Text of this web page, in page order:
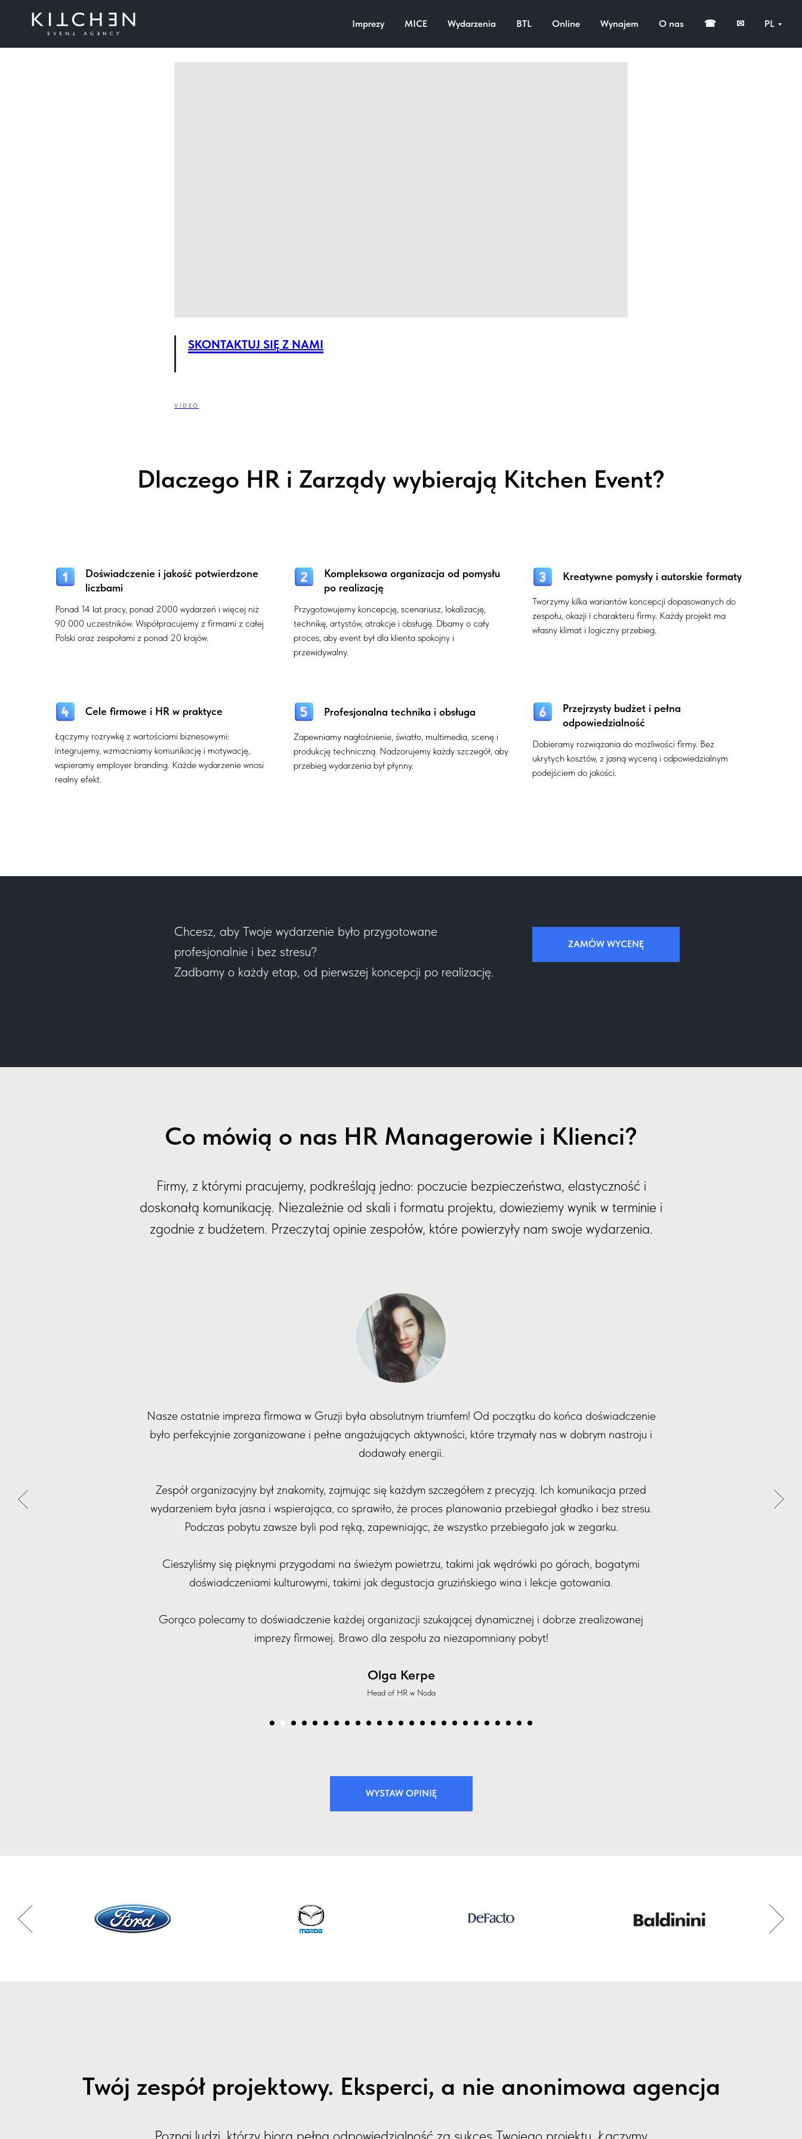
Imprezy MICE Wydarzenia BTL Online Wynajem O nas ☎ ✉ PL
Letnia impreza firmowa Motorland (video)
SKONTAKTUJ SIĘ Z NAMI
VIDEO
Dlaczego HR i Zarządy wybierają Kitchen Event?
Doświadczenie i jakość potwierdzone
liczbami
Ponad 14 lat pracy, ponad 2000 wydarzeń i więcej niż
90 000 uczestników. Współpracujemy z firmami z całej
Polski oraz zespołami z ponad 20 krajów.
Kompleksowa organizacja od pomysłu
po realizację
Przygotowujemy koncepcję, scenariusz, lokalizację,
technikę, artystów, atrakcje i obsługę. Dbamy o cały
proces, aby event był dla klienta spokojny i
przewidywalny.
Kreatywne pomysły i autorskie formaty
Tworzymy kilka wariantów koncepcji dopasowanych do
zespołu, okazji i charakteru firmy. Każdy projekt ma
własny klimat i logiczny przebieg.
Cele firmowe i HR w praktyce
Łączymy rozrywkę z wartościami biznesowymi:
integrujemy, wzmacniamy komunikację i motywację,
wspieramy employer branding. Każde wydarzenie wnosi
realny efekt.
Profesjonalna technika i obsługa
Zapewniamy nagłośnienie, światło, multimedia, scenę i
produkcję techniczną. Nadzorujemy każdy szczegół, aby
przebieg wydarzenia był płynny.
Przejrzysty budżet i pełna
odpowiedzialność
Dobieramy rozwiązania do możliwości firmy. Bez
ukrytych kosztów, z jasną wyceną i odpowiedzialnym
podejściem do jakości.
Chcesz, aby Twoje wydarzenie było przygotowane
profesjonalnie i bez stresu?
Zadbamy o każdy etap, od pierwszej koncepcji po realizację.
ZAMÓW WYCENĘ
Co mówią o nas HR Managerowie i Klienci?
Firmy, z którymi pracujemy, podkreślają jedno: poczucie bezpieczeństwa, elastyczność i
doskonałą komunikację. Niezależnie od skali i formatu projektu, dowieziemy wynik w terminie i
zgodnie z budżetem. Przeczytaj opinie zespołów, które powierzyły nam swoje wydarzenia.
Nasze ostatnie impreza firmowa w Gruzji była absolutnym triumfem! Od początku do końca doświadczenie
było perfekcyjnie zorganizowane i pełne angażujących aktywności, które trzymały nas w dobrym nastroju i
dodawały energii.
Zespół organizacyjny był znakomity, zajmując się każdym szczegółem z precyzją. Ich komunikacja przed
wydarzeniem była jasna i wspierająca, co sprawiło, że proces planowania przebiegał gładko i bez stresu.
Podczas pobytu zawsze byli pod ręką, zapewniając, że wszystko przebiegało jak w zegarku.
Cieszyliśmy się pięknymi przygodami na świeżym powietrzu, takimi jak wędrówki po górach, bogatymi
doświadczeniami kulturowymi, takimi jak degustacja gruzińskiego wina i lekcje gotowania.
Gorąco polecamy to doświadczenie każdej organizacji szukającej dynamicznej i dobrze zrealizowanej
imprezy firmowej. Brawo dla zespołu za niezapomniany pobyt!
Olga Kerpe
Head of HR w Noda
WYSTAW OPINIĘ
Twój zespół projektowy. Eksperci, a nie anonimowa agencja